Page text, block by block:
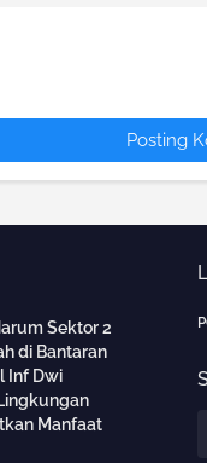
Posting
Sektor 2
di Bantaran
Inf Dwi
Manfaat